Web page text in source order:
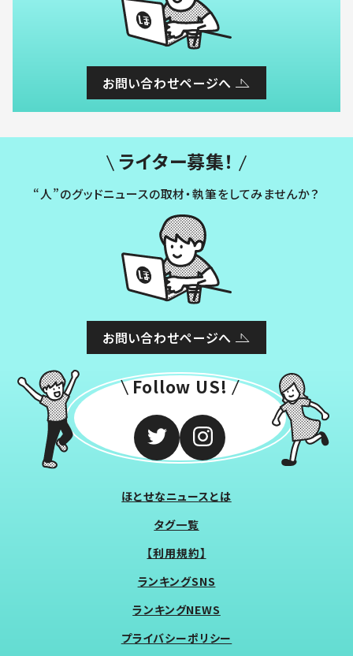
お問い合わせページへ
ライター募集！
“人”のグッドニュースの取材・執筆をしてみませんか？
お問い合わせページへ
Follow US!
ほとせなニュースとは
タグ一覧
【利用規約】
ランキングSNS
ランキングNEWS
プライバシーポリシー